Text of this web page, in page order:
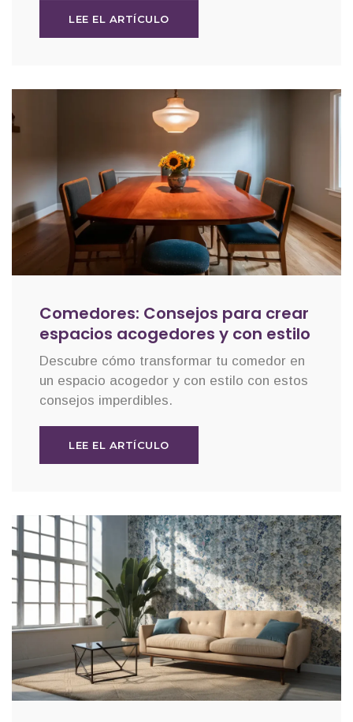
LEE EL ARTÍCULO
Comedores: Consejos para crear
espacios acogedores y con estilo
Descubre cómo transformar tu comedor en
un espacio acogedor y con estilo con estos
consejos imperdibles.
LEE EL ARTÍCULO